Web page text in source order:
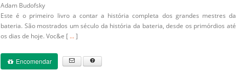
Adam Budofsky
Este é o primeiro livro a contar a história completa dos grandes mestres da
bateria. São mostrados um século da história da bateria, desde os primórdios até
os dias de hoje. Voc&e [ ...]
Encomendar